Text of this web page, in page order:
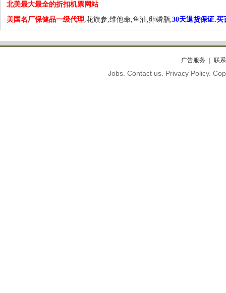
北美最大最全的折扣机票网站
美国名厂保健品一级代理,花旗参,维他命,鱼油,卵磷脂,30天退货保证.买
广告服务 联
Jobs. Contact us. Privacy Policy.